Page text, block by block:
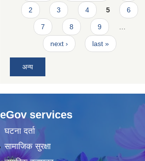
2 3 4 5 6
7 8 9
next › last »
अन्य
eGov services
घटना दर्ता
सामाजिक सुरक्षा